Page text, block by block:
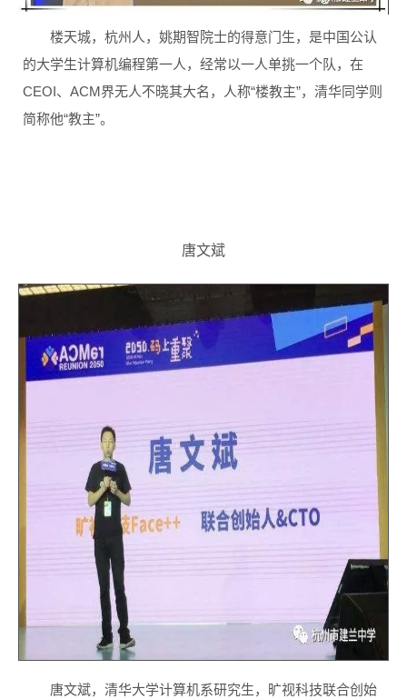
楼天城，杭州人，姚期智院士的得意门生，是中国公认
的大学生计算机编程第一人，经常以一人单挑一个队，在
CEOI、ACM界无人不晓其大名，人称“楼教主”，清华同学则
简称他“教主”。
唐文斌
唐文斌，清华大学计算机系研究生，旷视科技联合创始